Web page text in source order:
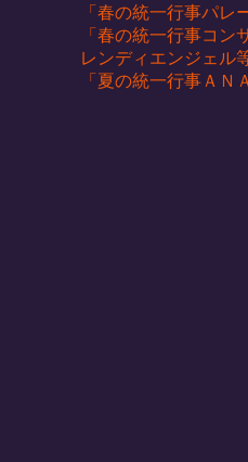
「春の統一行事パ
「春の統一行事コ
レンディエンジェル
「夏の統一行事ＡＮ